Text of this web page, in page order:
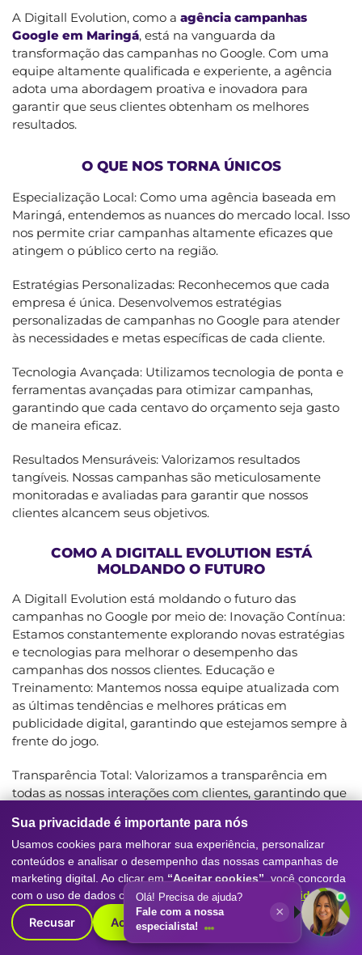
A Digitall Evolution, como a agência campanhas
Google em Maringá, está na vanguarda da
transformação das campanhas no Google. Com uma
equipe altamente qualificada e experiente, a agência
adota uma abordagem proativa e inovadora para
garantir que seus clientes obtenham os melhores
resultados.
O QUE NOS TORNA ÚNICOS
Especialização Local: Como uma agência baseada em
Maringá, entendemos as nuances do mercado local. Isso
nos permite criar campanhas altamente eficazes que
atingem o público certo na região.
Estratégias Personalizadas: Reconhecemos que cada
empresa é única. Desenvolvemos estratégias
personalizadas de campanhas no Google para atender
às necessidades e metas específicas de cada cliente.
Tecnologia Avançada: Utilizamos tecnologia de ponta e
ferramentas avançadas para otimizar campanhas,
garantindo que cada centavo do orçamento seja gasto
de maneira eficaz.
Resultados Mensuráveis: Valorizamos resultados
tangíveis. Nossas campanhas são meticulosamente
monitoradas e avaliadas para garantir que nossos
clientes alcancem seus objetivos.
COMO A DIGITALL EVOLUTION ESTÁ
MOLDANDO O FUTURO
A Digitall Evolution está moldando o futuro das
campanhas no Google por meio de: Inovação Contínua:
Estamos constantemente explorando novas estratégias
e tecnologias para melhorar o desempenho das
campanhas dos nossos clientes. Educação e
Treinamento: Mantemos nossa equipe atualizada com
as últimas tendências e melhores práticas em
publicidade digital, garantindo que estejamos sempre à
frente do jogo.
Transparência Total: Valorizamos a transparência em
todas as nossas interações com clientes, garantindo que
fazendo e por quê.
Compromisso com Resultados: Nossa maior prioridade
é entregar resultados tangíveis e mensuráveis para
nossos clientes. Trabalhamos incansavelmente para
garantir que eles alcancem o sucesso.
Sua privacidade é importante para nós
Usamos cookies para melhorar sua experiência, personalizar
conteúdos e analisar o desempenho das nossas campanhas de
marketing digital. Ao clicar em “Aceitar cookies” , você concorda
com o uso de dados conforme nossaPolítica de Privacidade.
Recusar Aceitar cookies
Olá! Precisa de ajuda?
Fale com a nossa
especialista!
×